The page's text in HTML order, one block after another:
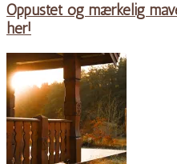
Oppustet og mærkelig
her!